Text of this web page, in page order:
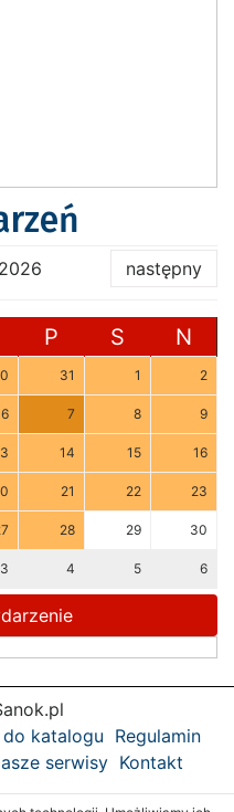
następny
P S N
31 1 2
6 7 8 9
14 15 16
21 22 23
28 29 30
3 4 5 6
katalogu Regulamin
serwisy Kontakt